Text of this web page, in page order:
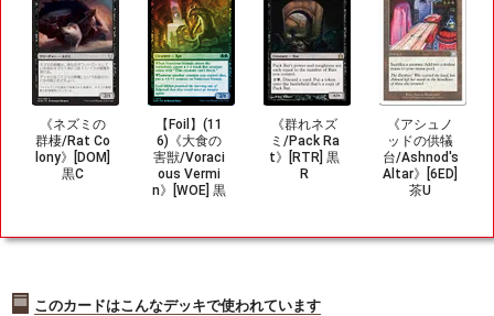
《ネズミの
群棲/Rat Co
lony》[DOM]
黒C
【Foil】(11
6)《大食の
害獣/Voraci
ous Vermi
n》[WOE] 黒
《群れネズ
ミ/Pack Ra
t》[RTR] 黒
R
《アシュノ
ッドの供犠
台/Ashnod's
Altar》[6ED]
茶U
このカードはこんなデッキで使われています